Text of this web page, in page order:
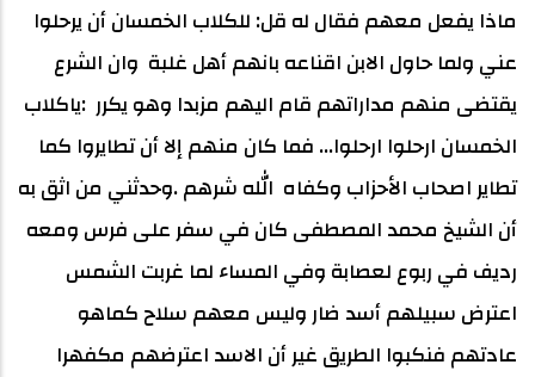
ماذا يفعل معهم فقال له قل: للكلاب الخمسان أن يرحلوا
عني ولما حاول الابن اقناعه بانهم أهل غلبة وان الشرع
يقتضى منهم مداراتهم قام اليهم مزبدا وهو يكرر :ياكلاب
الخمسان ارحلوا ارحلوا... فما كان منهم إلا أن تطايروا كما
تطاير اصحاب الأحزاب وكفاه الله شرهم .وحدثني من اثق به
أن الشيخ محمد المصطفى كان في سفر على فرس ومعه
رديف في ربوع لعصابة وفي المساء لما غربت الشمس
اعترض سبيلهم أسد ضار وليس معهم سلاح كماهو
عادتهم فنكبوا الطريق غير أن الاسد اعترضهم مكفهرا